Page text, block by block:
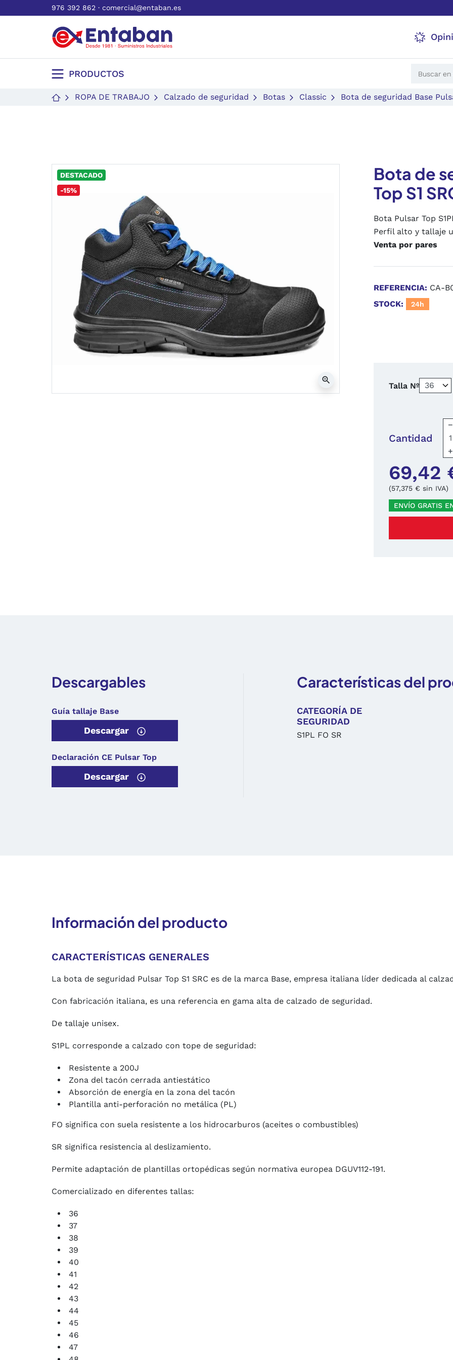
976 392 862 · comercial@entaban.es
PRODUCTOS
ROPA DE TRABAJO Calzado de seguridad Botas Classic Bota de seguridad Base
DESTACADO
-15%
zoom_in
Bota de
Top S1
Bota Pulsar Top
Perfil alto y tallaje
Venta por pares
REFERENCIA: CA-
STOCK:
24h
Talla Nº
Cantidad
−
+
69,42
(57,375 € sin IVA)
ENVÍO GRATIS
Descargables
Guía tallaje Base
Descargar
Declaración CE Pulsar Top
Descargar
Características del
CATEGORÍA DE
SEGURIDAD
S1PL FO SR
Información del producto
CARACTERÍSTICAS GENERALES
La bota de seguridad Pulsar Top S1 SRC es de la marca Base, empresa italiana líder dedicada al
Con fabricación italiana, es una referencia en gama alta de calzado de seguridad.
De tallaje unisex.
S1PL corresponde a calzado con tope de seguridad:
Resistente a 200J
Zona del tacón cerrada antiestático
Absorción de energía en la zona del tacón
Plantilla anti-perforación no metálica (PL)
FO significa con suela resistente a los hidrocarburos (aceites o combustibles)
SR significa resistencia al deslizamiento.
Permite adaptación de plantillas ortopédicas según normativa europea DGUV112-191.
Comercializado en diferentes tallas:
36
37
38
39
40
41
42
43
44
45
46
47